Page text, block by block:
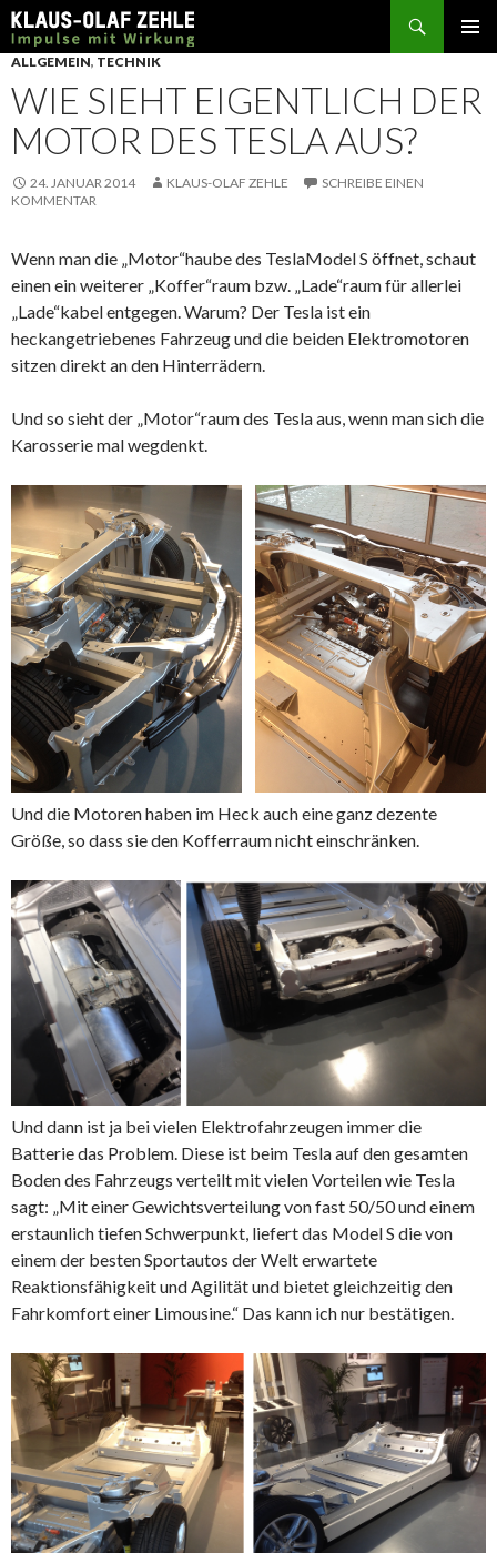
Suchen
SPRINGE
ZUM
INHALT
ALLGEMEIN, TECHNIK
WIE SIEHT EIGENTLICH DER
MOTOR DES TESLA AUS?
24. JANUAR 2014 KLAUS-OLAF ZEHLE
SCHREIBE EINEN
KOMMENTAR
Wenn man die „Motor“haube des TeslaModel S öffnet, schaut
einen ein weiterer „Koffer“raum bzw. „Lade“raum für allerlei
„Lade“kabel entgegen. Warum? Der Tesla ist ein
heckangetriebenes Fahrzeug und die beiden Elektromotoren
sitzen direkt an den Hinterrädern.
Und so sieht der „Motor“raum des Tesla aus, wenn man sich die
Karosserie mal wegdenkt.
Und die Motoren haben im Heck auch eine ganz dezente
Größe, so dass sie den Kofferraum nicht einschränken.
Und dann ist ja bei vielen Elektrofahrzeugen immer die
Batterie das Problem. Diese ist beim Tesla auf den gesamten
Boden des Fahrzeugs verteilt mit vielen Vorteilen wie Tesla
sagt: „Mit einer Gewichtsverteilung von fast 50/50 und einem
erstaunlich tiefen Schwerpunkt, liefert das Model S die von
einem der besten Sportautos der Welt erwartete
Reaktionsfähigkeit und Agilität und bietet gleichzeitig den
Fahrkomfort einer Limousine.“ Das kann ich nur bestätigen.